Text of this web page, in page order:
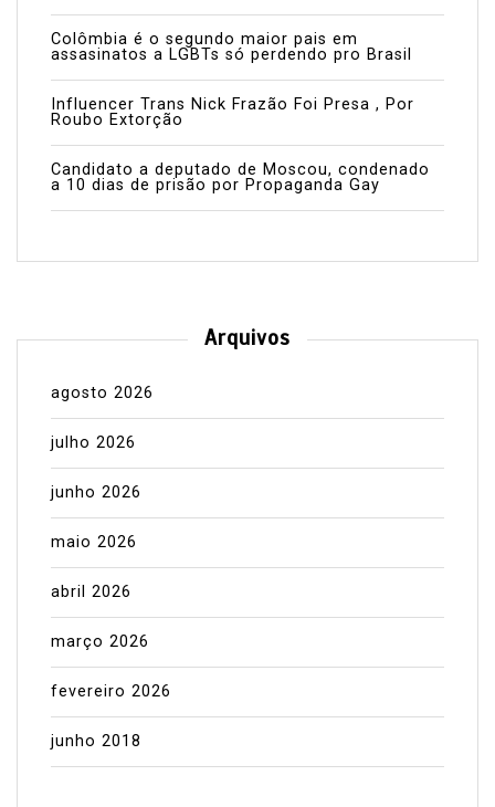
Colômbia é o segundo maior pais em
assasinatos a LGBTs só perdendo pro Brasil
Influencer Trans Nick Frazão Foi Presa , Por
Roubo Extorção
Candidato a deputado de Moscou, condenado
a 10 dias de prisão por Propaganda Gay
Arquivos
agosto 2026
julho 2026
junho 2026
maio 2026
abril 2026
março 2026
fevereiro 2026
junho 2018